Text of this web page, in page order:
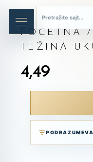
POČETNA
/
TEŽINA
4,49